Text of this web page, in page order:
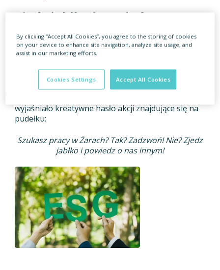
Zjedz jabłko i powiedz o nas
innym
Przypadkowi przechodnie otrzymywali specjalne
pudełka. Znajdowało się w nich jabłko oraz
słuchawki – czyli symbol pracy konsultanta
telefonicznego. Te z pozoru niepowiązane ze sobą
wyjaśniało kreatywne hasło akcji znajdujące się na
pudełku:
Szukasz pracy w Żarach? Tak? Zadzwoń! Nie? Zjedz
jabłko i powiedz o nas innym!
By clicking “Accept All Cookies”, you agree to the storing of cookies
on your device to enhance site navigation, analyze site usage, and
assist in our marketing efforts.
Accept All Cookies
Cookies Settings